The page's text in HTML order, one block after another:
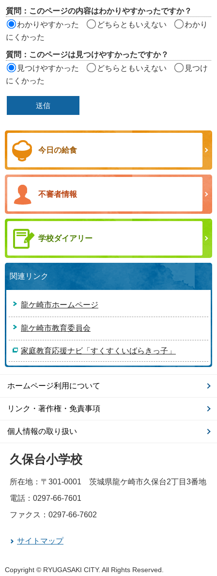
ア
質問：このページの内容はわかりやすかったですか？
わかりやすかった
どちらともいえない
わかり
にくかった
質問：このページは見つけやすかったですか？
見つけやすかった
どちらともいえない
見つけ
にくかった
今日の給食
不審者情報
学校ダイアリー
関連リンク
龍ケ崎市ホームページ
龍ケ崎市教育委員会
家庭教育応援ナビ「すくすくいばらきっ子」
ホームページ利用について
リンク・著作権・免責事項
個人情報の取り扱い
久保台小学校
所在地：〒301-0001 茨城県龍ケ崎市久保台2丁目3番地
電話：0297-66-7601
ファクス：0297-66-7602
サイトマップ
Copyright © RYUGASAKI CITY. All Rights Reserved.